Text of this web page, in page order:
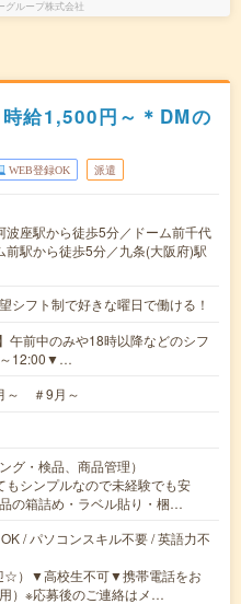
グループ株式会社
時給1,500円～＊DMの
WEB登録OK 派遣
波座駅から徒歩5分／ドーム前千代
駅から徒歩5分／九条(大阪府)駅
シフト制で好きな曜日で働ける！
午前中のみや18時以降などのシフ
～12:00▼…
～ ＃9月～
グ・検品、商品管理）
もシンプルなので未経験でも安
の箱詰め・ラベル貼り・梱…
/ パソコンスキル不要 / 英語力不
☆）▼高校生不可▼携帯電話をお
）※応募後のご連絡はメ…